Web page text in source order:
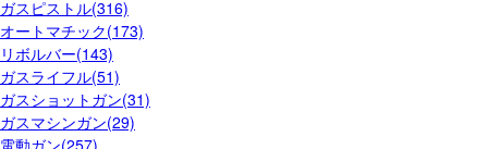
ガスピストル(316)
オートマチック(173)
リボルバー(143)
ガスライフル(51)
ガスショットガン(31)
ガスマシンガン(29)